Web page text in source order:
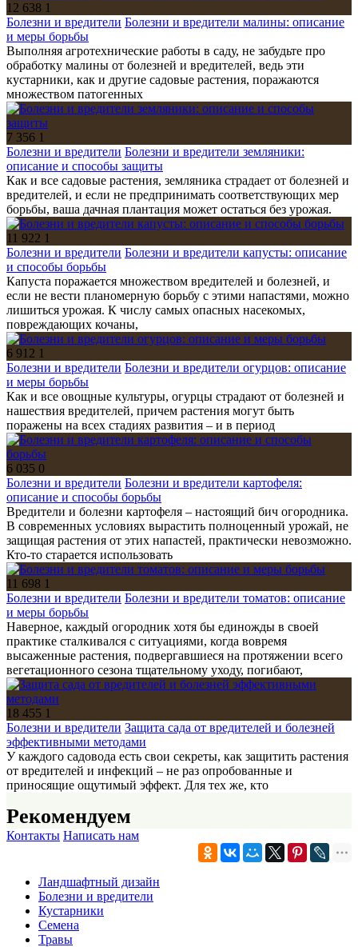
12 638 1
Болезни и вредители Болезни и вредители малины: описание
и меры борьбы
Выполняя агротехнические работы в саду, не забудьте про
обработку малины от болезней и вредителей, ведь эти
кустарники, как и другие садовые растения, поражаются
множеством патогенных
7 356 1
Болезни и вредители Болезни и вредители земляники:
описание и способы защиты
Как и все садовые растения, земляника страдает от болезней и
вредителей, и если не предпринимать соответствующих мер
борьбы, ваша дачная плантация может остаться без урожая.
11 922 1
Болезни и вредители Болезни и вредители капусты: описание
и способы борьбы
Капуста поражается множеством вредителей и болезней, и
если не вести планомерную борьбу с этими напастями, можно
лишиться урожая. К числу самых опасных насекомых,
повреждающих кочаны,
6 912 1
Болезни и вредители Болезни и вредители огурцов: описание
и меры борьбы
Как и все овощные культуры, огурцы страдают от болезней и
нашествия вредителей, причем растения могут быть
поражены на всех стадиях развития – и в период
6 035 0
Болезни и вредители Болезни и вредители картофеля:
описание и способы борьбы
Вредители и болезни картофеля – настоящий бич огородника.
В современных условиях вырастить полноценный урожай, не
защищая растения от этих напастей, практически невозможно.
Кто-то старается использовать
11 698 1
Болезни и вредители Болезни и вредители томатов: описание
и меры борьбы
Наверное, каждый огородник хотя бы единожды в своей
практике сталкивался с ситуациями, когда вовремя
высаженные растения, подвергавшиеся на протяжении всего
вегетационного сезона тщательному уходу, погибают,
18 455 1
Болезни и вредители Защита сада от вредителей и болезней
эффективными методами
У каждого садовода есть свои секреты, как защитить растения
от вредителей и инфекций – не раз опробованные и
приносящие ощутимый эффект. Для тех же, кто
Рекомендуем
Контакты Написать нам
Ландшафтный дизайн
Болезни и вредители
Кустарники
Семена
Травы